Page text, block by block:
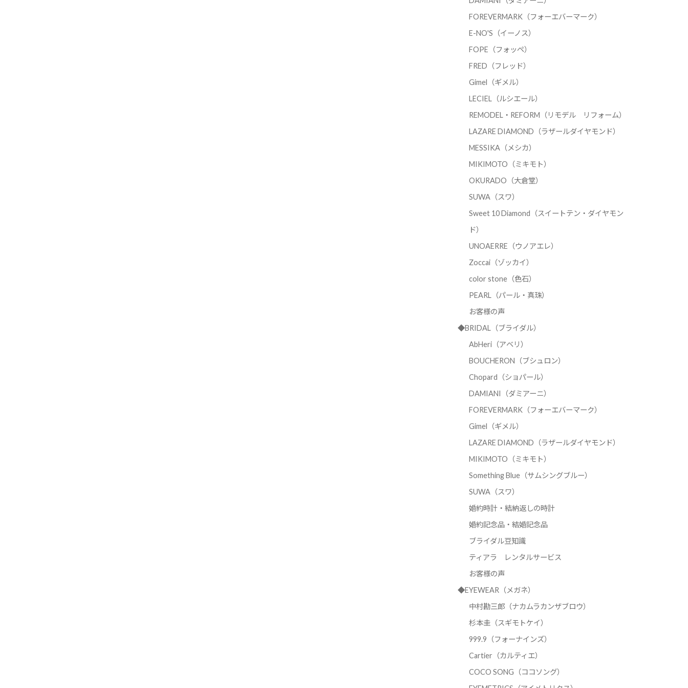
FOREVERMARK（フォーエバーマーク）
E-NO'S（イーノス）
FOPE（フォッペ）
FRED（フレッド）
Gimel（ギメル）
LECIEL（ルシエール）
REMODEL・REFORM（リモデル リフォーム）
LAZARE DIAMOND（ラザールダイヤモンド）
MESSIKA（メシカ）
MIKIMOTO（ミキモト）
OKURADO（大倉堂）
SUWA（スワ）
Sweet 10 Diamond（スイートテン・ダイヤモン
ド）
UNOAERRE（ウノアエレ）
Zoccai（ゾッカイ）
color stone（色石）
PEARL（パール・真珠）
お客様の声
◆BRIDAL（ブライダル）
AbHeri（アベリ）
BOUCHERON（ブシュロン）
Chopard（ショパール）
DAMIANI（ダミアーニ）
FOREVERMARK（フォーエバーマーク）
Gimel（ギメル）
LAZARE DIAMOND（ラザールダイヤモンド）
MIKIMOTO（ミキモト）
Something Blue（サムシングブルー）
SUWA（スワ）
婚約時計・結納返しの時計
婚約記念品・結婚記念品
ブライダル豆知識
ティアラ レンタルサービス
お客様の声
◆EYEWEAR（メガネ）
中村勘三郎（ナカムラカンザブロウ）
杉本圭（スギモトケイ）
999.9（フォーナインズ）
Cartier（カルティエ）
COCO SONG（ココソング）